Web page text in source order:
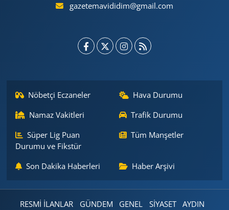
gazetemavididim@gmail.com
Nöbetçi Eczaneler
Hava Durumu
Namaz Vakitleri
Trafik Durumu
Süper Lig Puan
Durumu ve Fikstür
Tüm Manşetler
Son Dakika Haberleri Haber Arşivi
RESMİ İLANLAR GÜNDEM GENEL SİYASET AYDIN